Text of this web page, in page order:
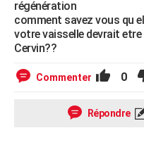
régénération
comment savez vous qu
votre vaisselle devrait
Cervin??
Commenter 0
Répondre